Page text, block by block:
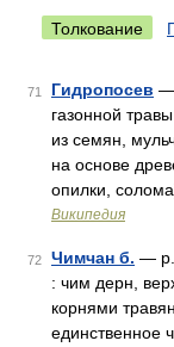
Толкование
71 Гидропосев —
газонной
из семян,
на основе
опилки,
Википедия
72 Чимчан б. — р.
: чим дерн,
корнями
единственное